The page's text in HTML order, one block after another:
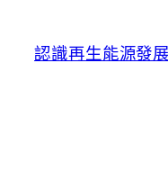
認識再生能源發展